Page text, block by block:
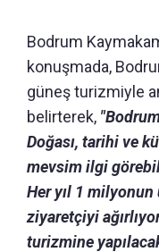
Bodrum
konuşmada,
güneş turizmiyle
belirterek,
Doğası, tarihi ve
mevsim ilgi
Her yıl 1 milyonun
ziyaretçiyi
turizmine